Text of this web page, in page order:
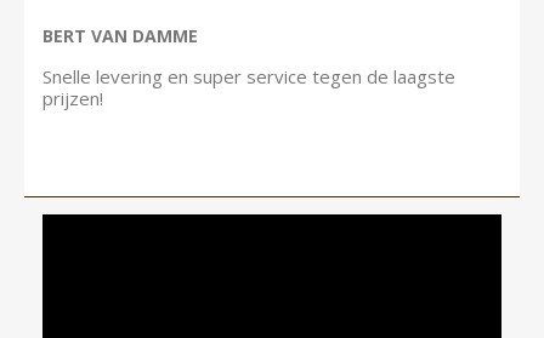
BERT VAN DAMME
Snelle levering en super service tegen de laagste
prijzen!